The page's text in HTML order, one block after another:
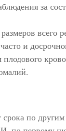
за
всего
и
срока по